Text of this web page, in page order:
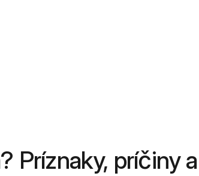
Príznaky, príčiny